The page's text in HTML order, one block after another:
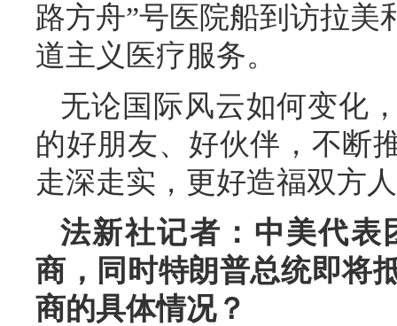
路方舟”号医院船到访拉
道主义医疗服务。
无论国际风云如何变化
的好朋友、好伙伴，不断
走深走实，更好造福双方
法新社记者：中美代表
商，同时特朗普总统即将
商的具体情况？